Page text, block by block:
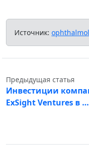
Источник:
Предыдущая статья
Инвестиции
ExSight Ventures в …